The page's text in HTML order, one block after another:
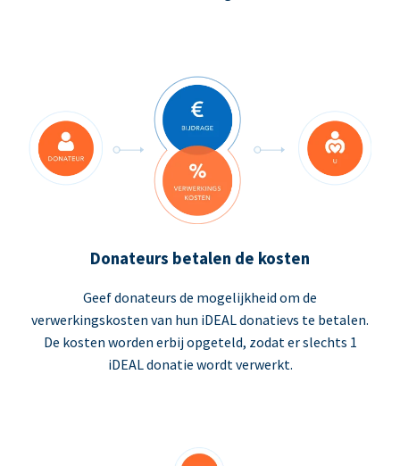
Donateurs betalen de kosten
Geef donateurs de mogelijkheid om de
verwerkingskosten van hun iDEAL donatievs te betalen.
De kosten worden erbij opgeteld, zodat er slechts 1
iDEAL donatie wordt verwerkt.